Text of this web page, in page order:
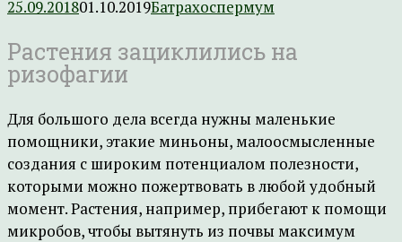
25.09.201801.10.2019Батрахоспермум
Растения зациклились на
ризофагии
Для большого дела всегда нужны маленькие
помощники, этакие миньоны, малоосмысленные
создания с широким потенциалом полезности,
которыми можно пожертвовать в любой удобный
момент. Растения, например, прибегают к помощи
микробов, чтобы вытянуть из почвы максимум